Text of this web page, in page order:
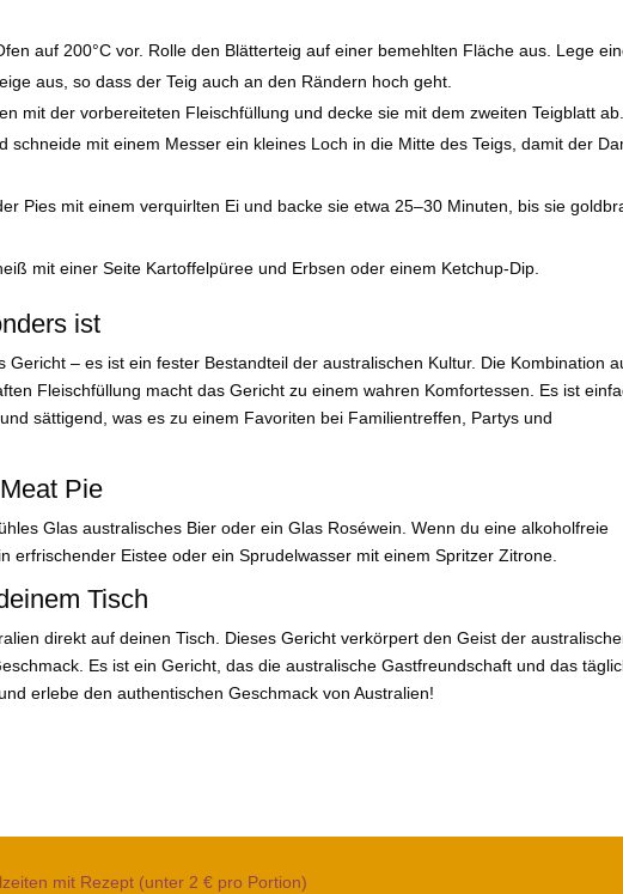
auf 200°C vor. Rolle den Blätterteig auf einer bemehlten Fläche aus. Lege
aus, so dass der Teig auch an den Rändern hoch geht.
mit der vorbereiteten Fleischfüllung und decke sie mit dem zweiten Teigblatt ab.
schneide mit einem Messer ein kleines Loch in die Mitte des Teigs, damit der
Pies mit einem verquirlten Ei und backe sie etwa 25–30 Minuten, bis sie
mit einer Seite Kartoffelpüree und Erbsen oder einem Ketchup-Dip.
ist
Gericht – es ist ein fester Bestandteil der australischen Kultur. Die Kombination
Fleischfüllung macht das Gericht zu einem wahren Komfortessen. Es ist
sättigend, was es zu einem Favoriten bei Familientreffen, Partys und
Pie
Glas australisches Bier oder ein Glas Roséwein. Wenn du eine alkoholfreie
erfrischender Eistee oder ein Sprudelwasser mit einem Spritzer Zitrone.
Tisch
direkt auf deinen Tisch. Dieses Gericht verkörpert den Geist der
Es ist ein Gericht, das die australische Gastfreundschaft und das
erlebe den authentischen Geschmack von Australien!